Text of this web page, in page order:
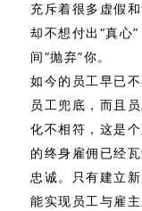
充斥着很多虚假
却不想付出“真心
间“抛弃”你。
如今的员工早已
员工兜底，而且
化不相符，这是
的终身雇佣已经
忠诚。只有建立
能实现员工与雇